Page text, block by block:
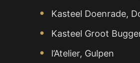
Kasteel Doenrade,
Kasteel Groot
l’Atelier, Gulpen